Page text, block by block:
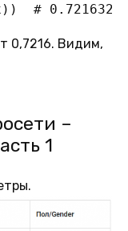
#
0,7216. Видим,
–
1